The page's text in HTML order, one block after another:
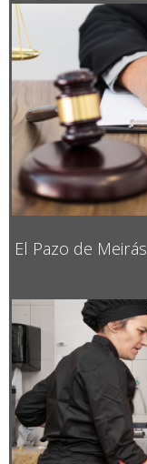
El Pazo de